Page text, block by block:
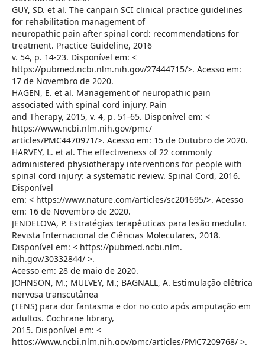
GUY, SD. et al. The canpain SCI clinical practice guidelines
for rehabilitation management of
neuropathic pain after spinal cord: recommendations for
treatment. Practice Guideline, 2016
v. 54, p. 14-23. Disponível em: <
https://pubmed.ncbi.nlm.nih.gov/27444715/>. Acesso em:
17 de Novembro de 2020.
HAGEN, E. et al. Management of neuropathic pain
associated with spinal cord injury. Pain
and Therapy, 2015, v. 4, p. 51-65. Disponível em: <
https://www.ncbi.nlm.nih.gov/pmc/
articles/PMC4470971/>. Acesso em: 15 de Outubro de 2020.
HARVEY, L. et al. The effectiveness of 22 commonly
administered physiotherapy interventions for people with
spinal cord injury: a systematic review. Spinal Cord, 2016.
Disponível
em: < https://www.nature.com/articles/sc201695/>. Acesso
em: 16 de Novembro de 2020.
JENDELOVA, P. Estratégias terapêuticas para lesão medular.
Revista Internacional de Ciências Moleculares, 2018.
Disponível em: < https://pubmed.ncbi.nlm.
nih.gov/30332844/ >.
Acesso em: 28 de maio de 2020.
JOHNSON, M.; MULVEY, M.; BAGNALL, A. Estimulação elétrica
nervosa transcutânea
(TENS) para dor fantasma e dor no coto após amputação em
adultos. Cochrane library,
2015. Disponível em: <
https://www.ncbi.nlm.nih.gov/pmc/articles/PMC7209768/ >.